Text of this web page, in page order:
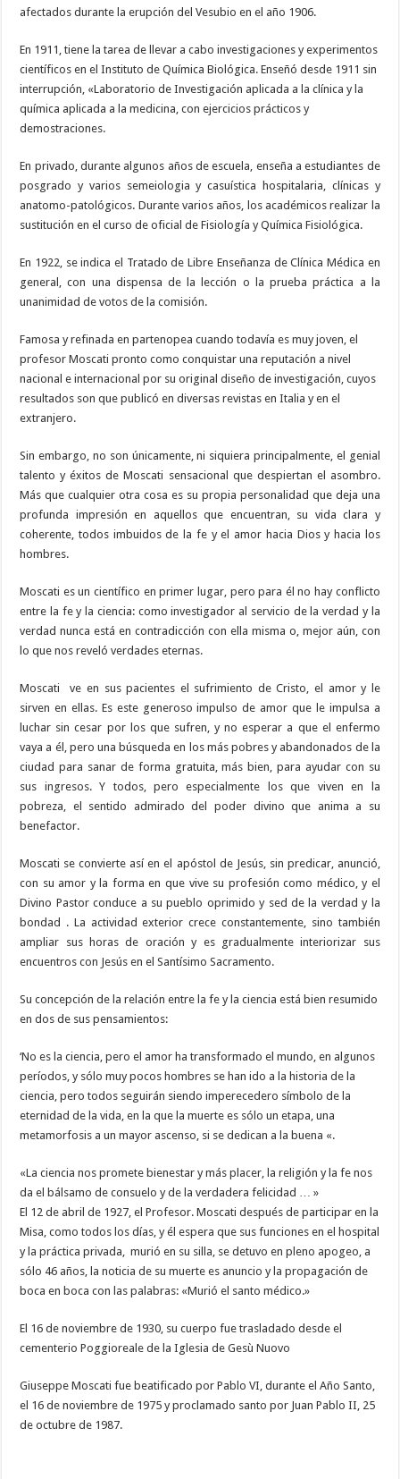
afectados durante la erupción del Vesubio en el año 1906.
En 1911, tiene la tarea de llevar a cabo investigaciones y experimentos
científicos en el Instituto de Química Biológica. Enseñó desde 1911 sin
interrupción, «Laboratorio de Investigación aplicada a la clínica y la
química aplicada a la medicina, con ejercicios prácticos y
demostraciones.
En privado, durante algunos años de escuela, enseña a estudiantes de
posgrado y varios semeiologia y casuística hospitalaria, clínicas y
anatomo-patológicos. Durante varios años, los académicos realizar la
sustitución en el curso de oficial de Fisiología y Química Fisiológica.
En 1922, se indica el Tratado de Libre Enseñanza de Clínica Médica en
general, con una dispensa de la lección o la prueba práctica a la
unanimidad de votos de la comisión.
Famosa y refinada en partenopea cuando todavía es muy joven, el
profesor Moscati pronto como conquistar una reputación a nivel
nacional e internacional por su original diseño de investigación, cuyos
resultados son que publicó en diversas revistas en Italia y en el
extranjero.
Sin embargo, no son únicamente, ni siquiera principalmente, el genial
talento y éxitos de Moscati sensacional que despiertan el asombro.
Más que cualquier otra cosa es su propia personalidad que deja una
profunda impresión en aquellos que encuentran, su vida clara y
coherente, todos imbuidos de la fe y el amor hacia Dios y hacia los
hombres.
Moscati es un científico en primer lugar, pero para él no hay conflicto
entre la fe y la ciencia: como investigador al servicio de la verdad y la
verdad nunca está en contradicción con ella misma o, mejor aún, con
lo que nos reveló verdades eternas.
Moscati ve en sus pacientes el sufrimiento de Cristo, el amor y le
sirven en ellas. Es este generoso impulso de amor que le impulsa a
luchar sin cesar por los que sufren, y no esperar a que el enfermo
vaya a él, pero una búsqueda en los más pobres y abandonados de la
ciudad para sanar de forma gratuita, más bien, para ayudar con su
sus ingresos. Y todos, pero especialmente los que viven en la
pobreza, el sentido admirado del poder divino que anima a su
benefactor.
Moscati se convierte así en el apóstol de Jesús, sin predicar, anunció,
con su amor y la forma en que vive su profesión como médico, y el
Divino Pastor conduce a su pueblo oprimido y sed de la verdad y la
bondad . La actividad exterior crece constantemente, sino también
ampliar sus horas de oración y es gradualmente interiorizar sus
encuentros con Jesús en el Santísimo Sacramento.
Su concepción de la relación entre la fe y la ciencia está bien resumido
en dos de sus pensamientos:
‘No es la ciencia, pero el amor ha transformado el mundo, en algunos
períodos, y sólo muy pocos hombres se han ido a la historia de la
ciencia, pero todos seguirán siendo imperecedero símbolo de la
eternidad de la vida, en la que la muerte es sólo un etapa, una
metamorfosis a un mayor ascenso, si se dedican a la buena «.
«La ciencia nos promete bienestar y más placer, la religión y la fe nos
da el bálsamo de consuelo y de la verdadera felicidad … »
El 12 de abril de 1927, el Profesor. Moscati después de participar en la
Misa, como todos los días, y él espera que sus funciones en el hospital
y la práctica privada, murió en su silla, se detuvo en pleno apogeo, a
sólo 46 años, la noticia de su muerte es anuncio y la propagación de
boca en boca con las palabras: «Murió el santo médico.»
El 16 de noviembre de 1930, su cuerpo fue trasladado desde el
cementerio Poggioreale de la Iglesia de Gesù Nuovo
Giuseppe Moscati fue beatificado por Pablo VI, durante el Año Santo,
el 16 de noviembre de 1975 y proclamado santo por Juan Pablo II, 25
de octubre de 1987.